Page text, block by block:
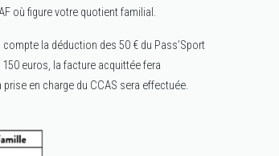
où figure votre quotient familial.
la déduction des 50 € du Pass’Sport
euros, la facture acquittée fera
en charge du CCAS sera effectuée.